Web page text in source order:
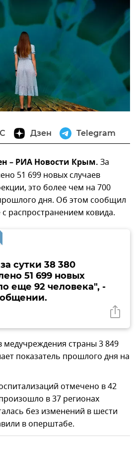
Дзен Telegram
– РИА Новости Крым. За
51 699 новых случаев
это более чем на 700
дня. Об этом сообщил
распространением ковида.
сутки 38 380
51 699 новых
еще 92 человека", -
медучреждения страны 3 849
показатель прошлого дня на
отмечено в 42
в 37 регионах
без изменений в шести
в оперштабе.